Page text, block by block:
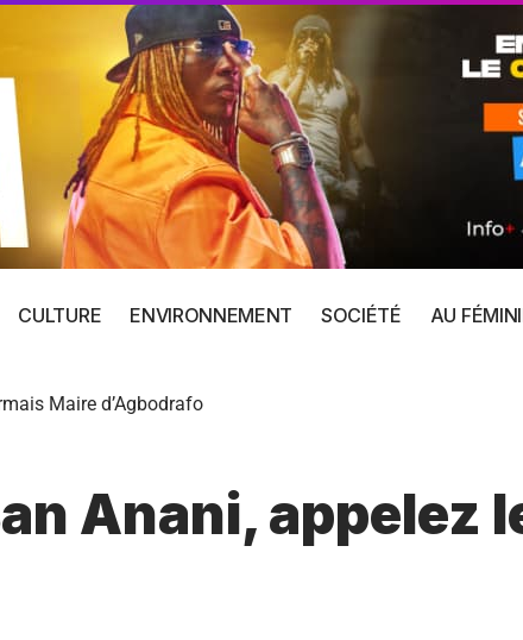
CULTURE ENVIRONNEMENT SOCIÉTÉ AU
Maire d’Agbodrafo
Anani, appelez